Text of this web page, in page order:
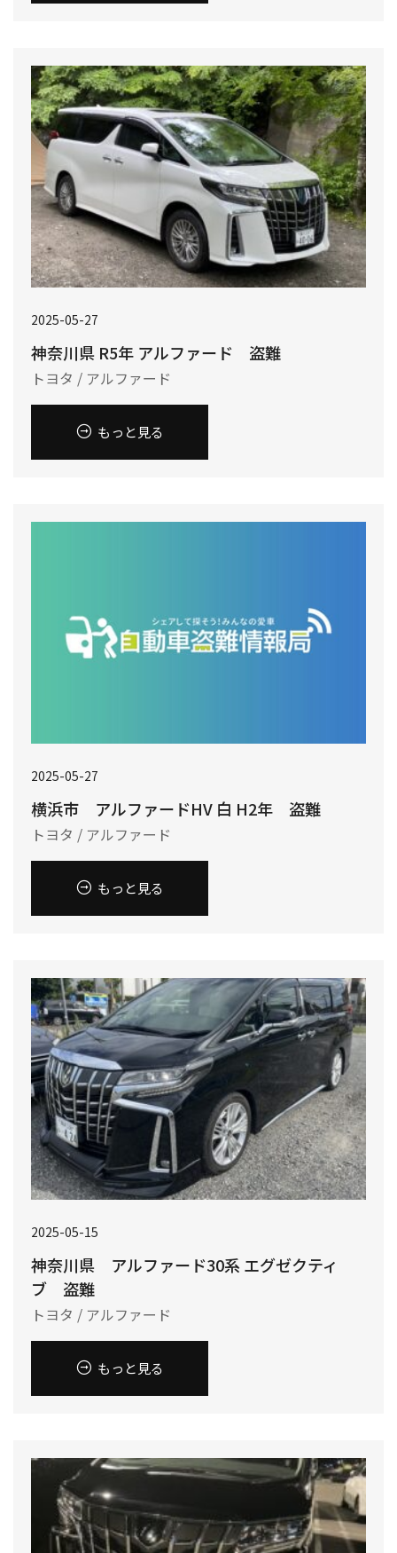
2025-05-27
神奈川県 R5年 アルファード 盗難
トヨタ / アルファード
もっと見る
2025-05-27
横浜市 アルファードHV 白 H2年 盗難
トヨタ / アルファード
もっと見る
2025-05-15
神奈川県 アルファード30系 エグゼクティ
ブ 盗難
トヨタ / アルファード
もっと見る